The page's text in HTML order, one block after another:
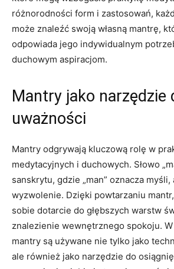
różnorodności form i zastosowań,‌
może znaleźć⁤ swoją własną mantrę,
odpowiada jego indywidualnym
duchowym aspiracjom.
Mantry jako narzędzie
uważności
Mantry odgrywają kluczową rolę w
medytacyjnych i duchowych. Słowo
sanskrytu, gdzie ⁢„man” oznacza myśli,
wyzwolenie. Dzięki powtarzaniu
sobie dotarcie do głębszych warstw
znalezienie​ wewnętrznego spokoju.
mantry są używane nie tylko jako
ale również jako narzędzie do⁣